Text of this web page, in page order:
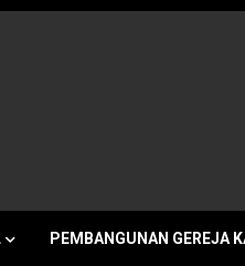
PEMBANGUNAN GEREJA